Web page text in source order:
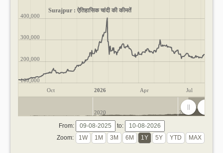
Surajpur : ऐतिहासिक चांदी की कीमतें
Oct 2026 Apr Jul
100,000
200,000
300,000
400,000
2020 2025
From:
to:
Zoom: